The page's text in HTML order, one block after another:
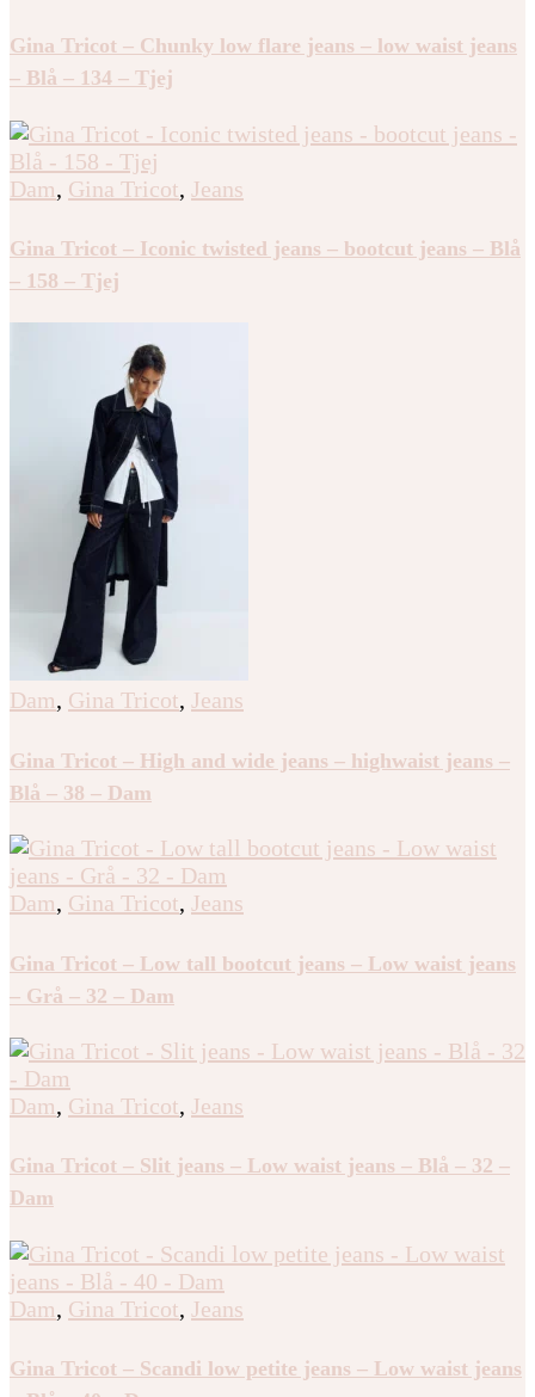
Gina Tricot – Chunky low flare jeans – low waist jeans
– Blå – 134 – Tjej
Dam, Gina Tricot, Jeans
Gina Tricot – Iconic twisted jeans – bootcut jeans – Blå
– 158 – Tjej
Dam, Gina Tricot, Jeans
Gina Tricot – High and wide jeans – highwaist jeans –
Blå – 38 – Dam
Dam, Gina Tricot, Jeans
Gina Tricot – Low tall bootcut jeans – Low waist jeans
– Grå – 32 – Dam
Dam, Gina Tricot, Jeans
Gina Tricot – Slit jeans – Low waist jeans – Blå – 32 –
Dam
Dam, Gina Tricot, Jeans
Gina Tricot – Scandi low petite jeans – Low waist jeans